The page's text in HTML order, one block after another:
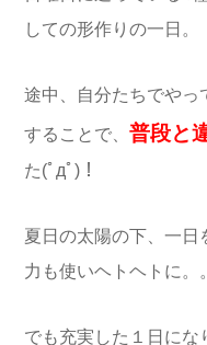
しての形作りの一日。
途中、自分たちでやっ
することで、 普段と
た(ﾟдﾟ)！
夏日の太陽の下、一日
力も使いヘトヘトに。
でも充実した１日にな